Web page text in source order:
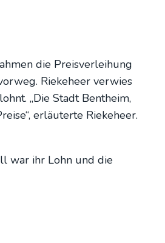
die Preis­ver­lei­hung
Rie­ke­heer ver­wies
„Die Stadt Bent­heim,
erläu­ter­te Rie­ke­heer.
war ihr Lohn und die